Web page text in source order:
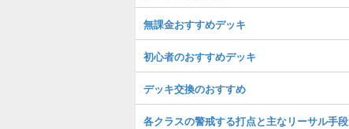
無課金おすすめデッキ
初心者のおすすめデッキ
デッキ交換のおすすめ
各クラスの警戒する打点と主なリーサル手段